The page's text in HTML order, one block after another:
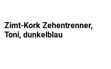
Zimt-Kork Zehentrenner,
Toni, dunkelblau